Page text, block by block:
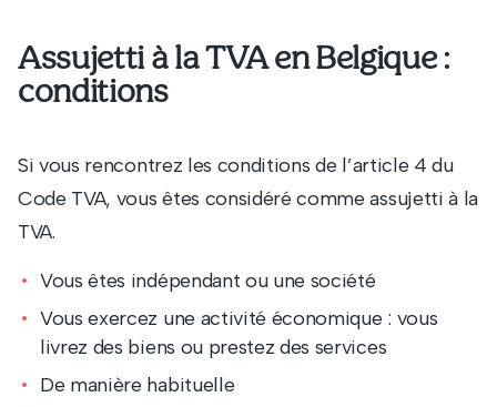
Assujetti à la TVA en Belgique :
conditions
Si vous rencontrez les conditions de l’article 4 du
Code TVA, vous êtes considéré comme assujetti à la
TVA.
Vous êtes indépendant ou une société
Vous exercez une activité économique : vous
livrez des biens ou prestez des services
De manière habituelle